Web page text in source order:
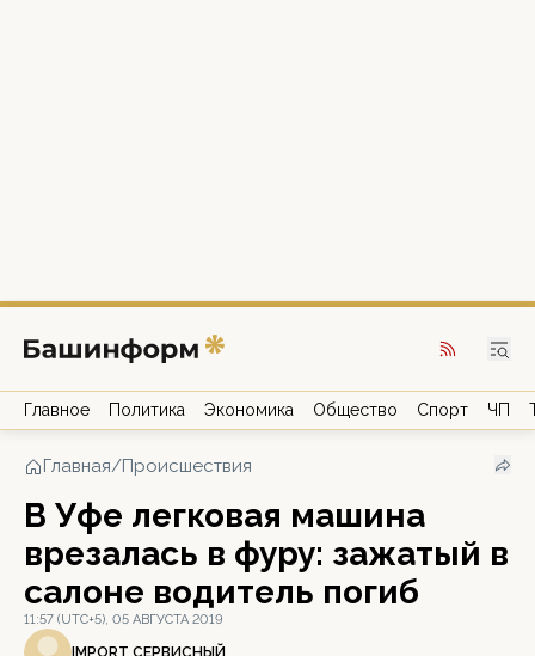
Главное Политика Экономика Общество Спорт ЧП
Главная/Происшествия
В Уфе легковая машина
врезалась в фуру: зажатый в
салоне водитель погиб
11:57 (UTC+5), 05 АВГУСТА 2019
IMPORT СЕРВИСНЫЙ